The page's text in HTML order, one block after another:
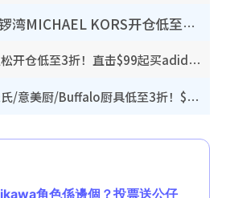
开仓优惠｜铜锣湾MICHAEL KORS开仓低至17折！直击$500起买手袋/钱包/鞋款 必买经典Jet Set系列
开仓优惠｜马拉松开仓低至3折！直击$99起买adidas／New Balance／Puma鞋款 STANLEY保温杯劈价至$119起
厨具优惠｜普乐氏/意美厨/Buffalo厨具低至3折！$89起买煎锅/炒锅/个人锅 同场小家电激减至$99起